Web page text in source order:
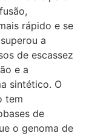
rápido e se
a
de escassez
e a
sintético. O
tem
de
o genoma de